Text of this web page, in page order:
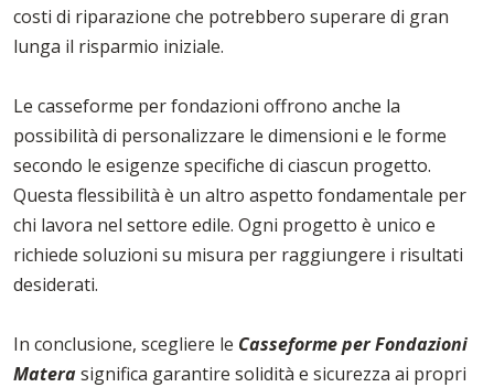
costi di riparazione che potrebbero superare di gran
lunga il risparmio iniziale.
Le casseforme per fondazioni offrono anche la
possibilità di personalizzare le dimensioni e le forme
secondo le esigenze specifiche di ciascun progetto.
Questa flessibilità è un altro aspetto fondamentale per
chi lavora nel settore edile. Ogni progetto è unico e
richiede soluzioni su misura per raggiungere i risultati
desiderati.
In conclusione, scegliere le Casseforme per Fondazioni
Materasignifica garantire solidità e sicurezza ai propri